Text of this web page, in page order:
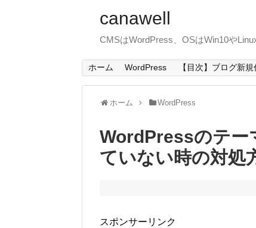
canawell
CMSはWordPress、OSはWin10や
ホーム WordPress 【目次】ブログ新
ホーム WordPress
WordPressのテー
ていない時の対処
スポンサーリンク